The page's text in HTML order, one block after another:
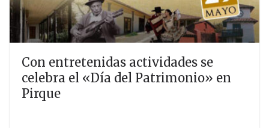
Con entretenidas actividades se
celebra el «Día del Patrimonio» en
Pirque